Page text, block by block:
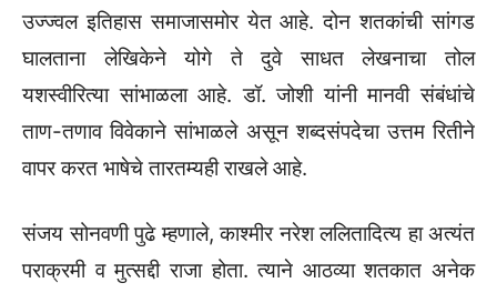
उज्ज्वल इतिहास समाजासमोर येत आहे. दोन शतकांची सांगड
घालताना लेखिकेने योगे ते दुवे साधत लेखनाचा तोल
यशस्वीरित्या सांभाळला आहे. डॉ. जोशी यांनी मानवी संबंधांचे
ताण-तणाव विवेकाने सांभाळले असून शब्दसंपदेचा उत्तम रितीने
वापर करत भाषेचे तारतम्यही राखले आहे.
संजय सोनवणी पुढे म्हणाले, काश्मीर नरेश ललितादित्य हा अत्यंत
पराक्रमी व मुत्सद्दी राजा होता. त्याने आठव्या शतकात अनेक